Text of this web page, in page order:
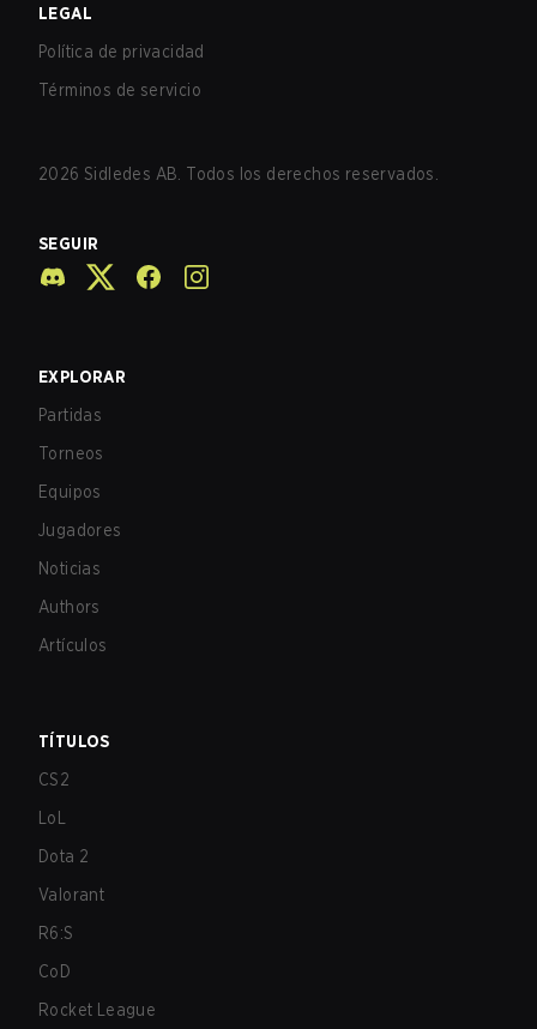
LEGAL
Política de privacidad
Términos de servicio
2026 Sidledes AB. Todos los derechos reservados.
SEGUIR
EXPLORAR
Partidas
Torneos
Equipos
Jugadores
Noticias
Authors
Artículos
TÍTULOS
CS2
LoL
Dota 2
Valorant
R6:S
CoD
Rocket League